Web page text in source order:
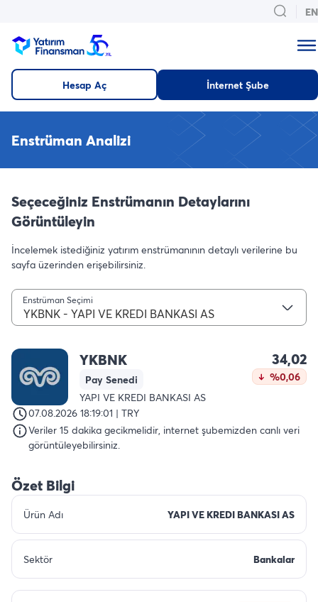
EN
Hesap Aç İnternet Şube
Enstrüman Analizi
Seçeceğiniz Enstrümanın Detaylarını
Görüntüleyin
İncelemek istediğiniz yatırım enstrümanının detaylı verilerine bu
sayfa üzerinden erişebilirsiniz.
Enstrüman Seçimi
YKBNK - YAPI VE KREDI BANKASI AS
YKBNK
Pay Senedi
YAPI VE KREDI BANKASI AS
34,02
%0,06
07.08.2026 18:19:01 | TRY
Veriler 15 dakika gecikmelidir, internet şubemizden canlı veri
görüntüleyebilirsiniz.
Özet Bilgi
Ürün Adı YAPI VE KREDI BANKASI AS
Sektör Bankalar